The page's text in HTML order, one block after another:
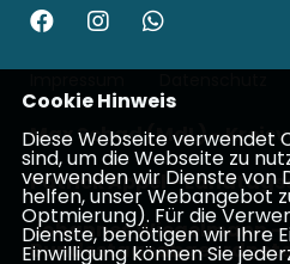
Max Schad (MdL) -
Patrick Appel -
Johannes Wiegelmann -
Cookie Hinweis
Diese Webseite verwendet
sind, um die Webseite zu
verwenden wir Dienste von
helfen, unser Webangebot
Optmierung). Für die
Dienste, benötigen wir Ihre
Einwilligung können Sie